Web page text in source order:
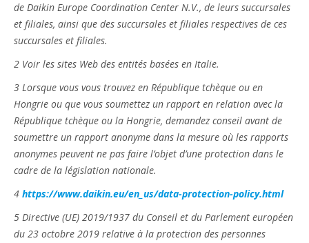
de Daikin Europe Coordination Center N.V., de leurs succursales
et filiales, ainsi que des succursales et filiales respectives de ces
succursales et filiales.
2 Voir les sites Web des entités basées en Italie.
3 Lorsque vous vous trouvez en République tchèque ou en
Hongrie ou que vous soumettez un rapport en relation avec la
République tchèque ou la Hongrie, demandez conseil avant de
soumettre un rapport anonyme dans la mesure où les rapports
anonymes peuvent ne pas faire l’objet d’une protection dans le
cadre de la législation nationale.
4 https://www.daikin.eu/en_us/data-protection-policy.html
5 Directive (UE) 2019/1937 du Conseil et du Parlement européen
du 23 octobre 2019 relative à la protection des personnes